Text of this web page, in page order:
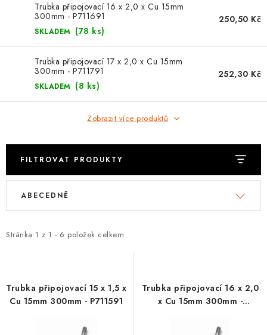
🏷️ VÝPRODEJ
🎁 ODMĚNY ZA BODY
KONTAKT
TOPENÁŘSKÁ AKADEMIE
OBCHODNÍ PODMÍNKY
O NÁS
DOPRAVA A PLATBA
VRÁCENÍ ZBOŽÍ A REKLAMACE
Trubka připojovací 16 x 2,0 x Cu 15mm
300mm - P711691
SKLADEM (78 ks)
250,50 Kč
Trubka připojovací 17 x 2,0 x Cu 15mm
300mm - P711791
SKLADEM (8 ks)
252,30 Kč
Zobrazit více produktů
FILTROVAT PRODUKTY
V
i
r
o
Stránka 1 z 1 - 6 položek celkem
Ř
e
p
r
ABECEDNĚ
Trubka připojovací 15 x 1,5 x
Cu 15mm 300mm - P711591
Trubka připojovací 16 x 2,0
x Cu 15mm 300mm -